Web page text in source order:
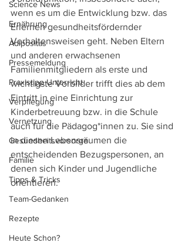
Science News
Ernährung
Adipositas
Pressemeldung
Praxistipp Unterricht
Verpflegung
Vernetzung
Gesundheitsvorsorge
Familie
Tipps & Tricks
Team-Gedanken
Rezepte
Heute Schon?
wenn es um die Entwicklung bzw. das
Erlernen gesundheitsfördernder
Verhaltensweisen geht. Neben Eltern
und anderen erwachsenen
Familienmitgliedern als erste und
wichtigste Vorbilder trifft dies ab dem
Eintritt in eine Einrichtung zur
Kinderbetreuung bzw. in die Schule
auch für die Pädagog*innen zu. Sie sind
in diesen Lebensräumen die
entscheidenden Bezugspersonen, an
denen sich Kinder und Jugendliche
orientieren.